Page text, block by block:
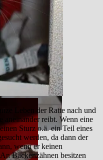
Leben der Ratte nach und
aneinander reibt. Wenn eine
Sturz o.ä. ein Teil eines
werden, da dann der
wenn er keinen
Backenzähnen besitzen